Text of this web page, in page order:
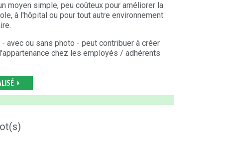
moyen simple, peu coûteux pour améliorer la
à l'hôpital ou pour tout autre environnement
avec ou sans photo - peut contribuer à créer
chez les employés / adhérents